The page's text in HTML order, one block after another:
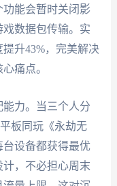
功能会暂时关闭影
数据包传输。实
升43%，完美解决
痛点。
力。当三个人分
板同玩《永劫无
设备都获得最优
，不必担心周末